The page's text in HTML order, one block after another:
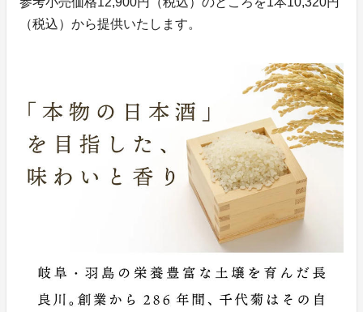
（税込）から提供いたします。